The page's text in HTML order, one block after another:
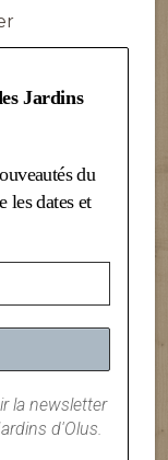
Jardins
du
les dates et
la newsletter
d'Olus.